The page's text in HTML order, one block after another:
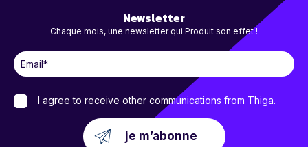
Newsletter
Chaque mois, une newsletter qui Produit son effet !
I agree to receive other communications from Thiga.